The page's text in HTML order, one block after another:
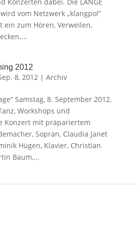
wird vom Netzwerk „klangpol“
zum Hören, Verweilen,
2012
8, 2012| Archiv
Samstag, 8. September 2012,
Workshops und
Konzert mit präpariertem
Sopran, Claudia Janet
Hügen, Klavier, Christian
Baum,...